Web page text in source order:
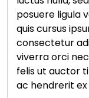
posuere ligula
quis cursus
consectetur
viverra orci
felis ut auctor
ac hendrerit ex